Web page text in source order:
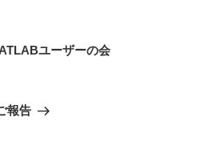
ユーザーの会
報告